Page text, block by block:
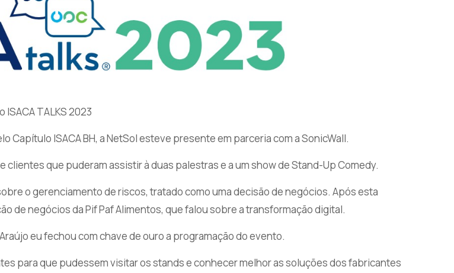
ISACA TALKS 2023
ISACA BH, a NetSol esteve presente em parceria com a SonicWall.
que puderam assistir à duas palestras e a um show de Stand-Up Comedy.
o gerenciamento de riscos, tratado como uma decisão de negócios. Após esta
de negócios da Pif Paf Alimentos, que falou sobre a transformação digital.
eu fechou com chave de ouro a programação do evento.
para que pudessem visitar os stands e conhecer melhor as soluções dos fabricantes